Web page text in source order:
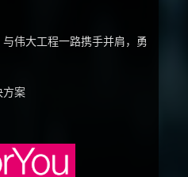
伟大工程一路携手并肩，勇
方案